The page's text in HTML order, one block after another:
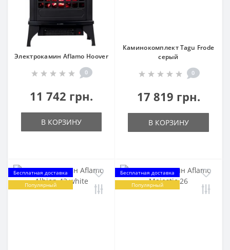
Электрокамин Aflamo Hoover
0
11 742 грн.
В КОРЗИНУ
Каминокомплект Tagu Frode
серый
0
17 819 грн.
В КОРЗИНУ
Бесплатная доставка
Популярный
Бесплатная доставка
Популярный